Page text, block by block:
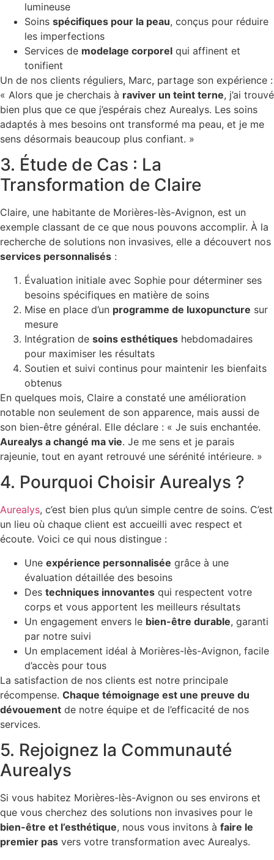
lumineuse
Soins spécifiques pour la peau, conçus pour réduire
les imperfections
Services de modelage corporel qui affinent et
tonifient
Un de nos clients réguliers, Marc, partage son expérience :
« Alors que je cherchais à raviver un teint terne, j’ai trouvé
bien plus que ce que j’espérais chez Aurealys. Les soins
adaptés à mes besoins ont transformé ma peau, et je me
sens désormais beaucoup plus confiant. »
3. Étude de Cas : La
Transformation de Claire
Claire, une habitante de Morières-lès-Avignon, est un
exemple classant de ce que nous pouvons accomplir. À la
recherche de solutions non invasives, elle a découvert nos
services personnalisés :
Évaluation initiale avec Sophie pour déterminer ses
besoins spécifiques en matière de soins
Mise en place d’un programme de luxopuncture sur
mesure
Intégration de soins esthétiques hebdomadaires
pour maximiser les résultats
Soutien et suivi continus pour maintenir les bienfaits
obtenus
En quelques mois, Claire a constaté une amélioration
notable non seulement de son apparence, mais aussi de
son bien-être général. Elle déclare : « Je suis enchantée.
Aurealys a changé ma vie. Je me sens et je parais
rajeunie, tout en ayant retrouvé une sérénité intérieure. »
4. Pourquoi Choisir Aurealys ?
Aurealys, c’est bien plus qu’un simple centre de soins. C’est
un lieu où chaque client est accueilli avec respect et
écoute. Voici ce qui nous distingue :
Une expérience personnalisée grâce à une
évaluation détaillée des besoins
Des techniques innovantes qui respectent votre
corps et vous apportent les meilleurs résultats
Un engagement envers le bien-être durable, garanti
par notre suivi
Un emplacement idéal à Morières-lès-Avignon, facile
d’accès pour tous
La satisfaction de nos clients est notre principale
récompense. Chaque témoignage est une preuve du
dévouement de notre équipe et de l’efficacité de nos
services.
5. Rejoignez la Communauté
Aurealys
Si vous habitez Morières-lès-Avignon ou ses environs et
que vous cherchez des solutions non invasives pour le
bien-être et l’esthétique, nous vous invitons à faire le
premier pas vers votre transformation avec Aurealys.